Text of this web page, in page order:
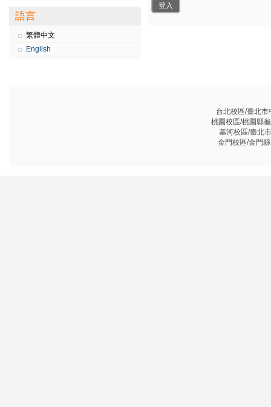
語言
繁體中文
English
台北校區/臺北
桃園校區/桃園縣
基河校區/臺北
金門校區/金門